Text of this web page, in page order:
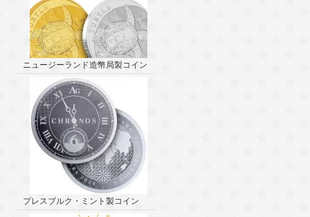
ニュージーランド造幣局製コイン
プレスブルク・ミント製コイン